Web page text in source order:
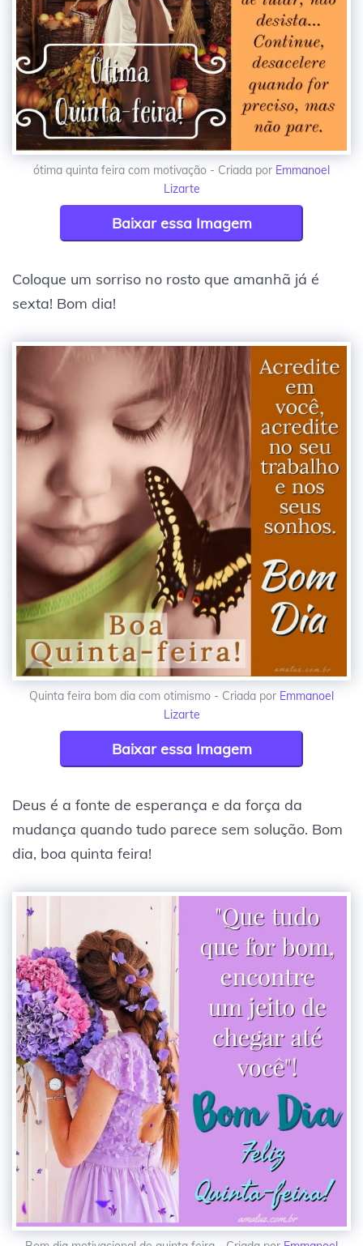
ótima quinta feira com motivação - Criada por Emmanoel
Lizarte
Baixar essa Imagem
Coloque um sorriso no rosto que amanhã já é
sexta! Bom dia!
Quinta feira bom dia com otimismo - Criada por Emmanoel
Lizarte
Baixar essa Imagem
Deus é a fonte de esperança e da força da
mudança quando tudo parece sem solução. Bom
dia, boa quinta feira!